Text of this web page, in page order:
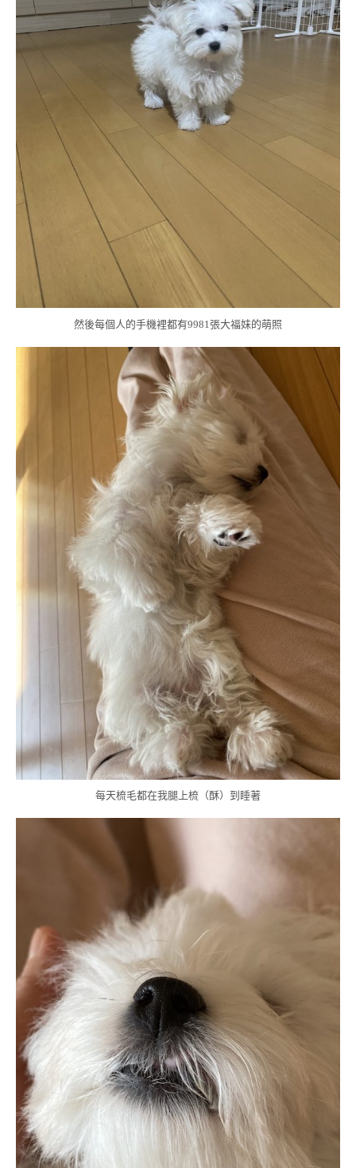
然後每個人的手機裡都有9981張大福妹的萌照
每天梳毛都在我腿上梳（酥）到睡著